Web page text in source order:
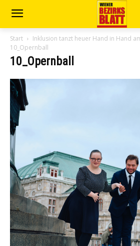
Start
Inklusion tanzt heuer Hand in Hand
10_Opernball
10_Opernball